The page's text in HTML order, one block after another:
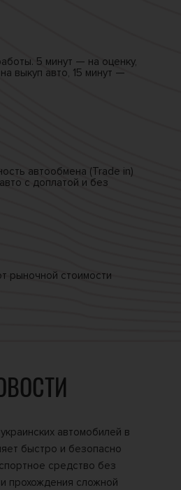
5 минут — на оценку,
выкуп авто, 15 минут —
автообмена (Trade in)
с доплатой и без
рыночной стоимости